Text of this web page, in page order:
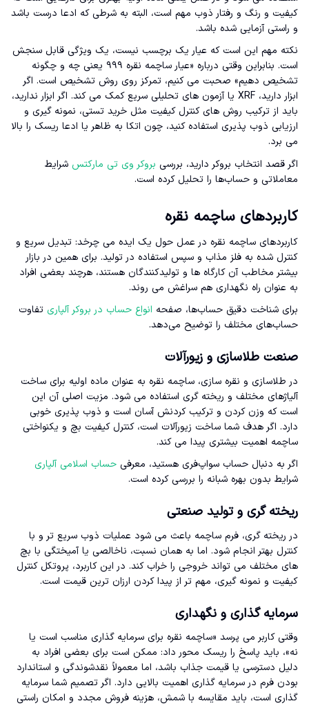
کیفیت و رنگ و رفتار ذوب مهم است، البته به شرطی که ادعا درست باشد
و راستی آزمایی شده باشد.
نکته مهم این است که عیار یک برچسب نیست، یک ویژگی قابل سنجش
است. بنابراین وقتی درباره «عیار ساچمه نقره ۹۹۹ یعنی چه و چگونه
تشخیص دهیم» صحبت می کنیم، تمرکز روی روش تشخیص است. اگر
ابزار دارید، XRF یا آزمون های تحلیلی سریع کمک می کند. اگر ابزار ندارید،
باید از ترکیب روش های کنترل کیفیت مثل خرید تستی، نمونه گیری و
ارزیابی ذوب پذیری استفاده کنید، چون اتکا به ظاهر یا ادعا ریسک را بالا
می برد.
اگر قصد انتخاب بروکر دارید، بررسی بروکر وی تی مارکتس شرایط
معاملاتی و حساب‌ها را تحلیل کرده است.
کاربردهای ساچمه نقره
کاربردهای ساچمه نقره در عمل حول یک ایده می چرخد: تبدیل سریع و
کنترل شده به فلز مذاب و سپس استفاده در تولید. برای همین در بازار
بیشتر مخاطب آن کارگاه ها و تولیدکنندگان هستند، هرچند بعضی افراد
به عنوان راه نگهداری هم سراغش می روند.
برای شناخت دقیق حساب‌ها، صفحه انواع حساب در بروکر آلپاری تفاوت
حساب‌های مختلف را توضیح می‌دهد.
صنعت طلاسازی و زیورآلات
در طلاسازی و نقره سازی، ساچمه نقره به عنوان ماده اولیه برای ساخت
آلیاژهای مختلف و ریخته گری استفاده می شود. مزیت اصلی آن این
است که وزن کردن و ترکیب کردنش آسان است و ذوب پذیری خوبی
دارد. اگر هدف شما ساخت زیورآلات است، کنترل کیفیت بچ و یکنواختی
ساچمه اهمیت بیشتری پیدا می کند.
اگر به دنبال حساب سواپ‌فری هستید، معرفی حساب اسلامی آلپاری
شرایط بدون بهره شبانه را بررسی کرده است.
ریخته گری و تولید صنعتی
در ریخته گری، فرم ساچمه باعث می شود عملیات ذوب سریع تر و با
کنترل بهتر انجام شود. اما به همان نسبت، ناخالصی یا آمیختگی با بچ
های مختلف می تواند خروجی را خراب کند. در این کاربرد، پروتکل کنترل
کیفیت و نمونه گیری، مهم تر از پیدا کردن ارزان ترین قیمت است.
سرمایه گذاری و نگهداری
وقتی کاربر می پرسد «ساچمه نقره برای سرمایه گذاری مناسب است یا
نه»، باید پاسخ را ریسک محور داد: ممکن است برای بعضی افراد به
دلیل دسترسی یا قیمت جذاب باشد، اما معمولاً نقدشوندگی و استاندارد
بودن فرم در سرمایه گذاری اهمیت بالایی دارد. اگر تصمیم شما سرمایه
گذاری است، باید مقایسه با شمش، هزینه فروش مجدد و امکان راستی